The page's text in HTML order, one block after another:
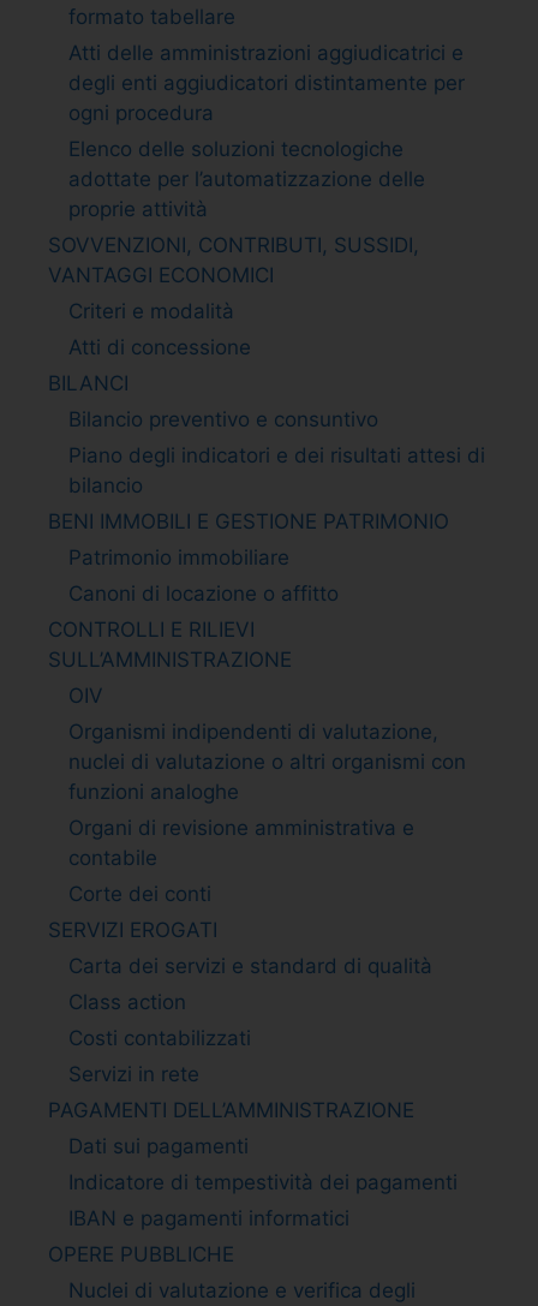
formato tabellare
Atti delle amministrazioni aggiudicatrici e
degli enti aggiudicatori distintamente per
ogni procedura
Elenco delle soluzioni tecnologiche
adottate per l’automatizzazione delle
proprie attività
SOVVENZIONI, CONTRIBUTI, SUSSIDI,
VANTAGGI ECONOMICI
Criteri e modalità
Atti di concessione
BILANCI
Bilancio preventivo e consuntivo
Piano degli indicatori e dei risultati attesi di
bilancio
BENI IMMOBILI E GESTIONE PATRIMONIO
Patrimonio immobiliare
Canoni di locazione o affitto
CONTROLLI E RILIEVI
SULL’AMMINISTRAZIONE
OIV
Organismi indipendenti di valutazione,
nuclei di valutazione o altri organismi con
funzioni analoghe
Organi di revisione amministrativa e
contabile
Corte dei conti
SERVIZI EROGATI
Carta dei servizi e standard di qualità
Class action
Costi contabilizzati
Servizi in rete
PAGAMENTI DELL’AMMINISTRAZIONE
Dati sui pagamenti
Indicatore di tempestività dei pagamenti
IBAN e pagamenti informatici
OPERE PUBBLICHE
Nuclei di valutazione e verifica degli